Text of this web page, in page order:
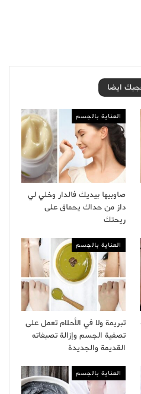
ايضا
العناية بالجسم
صاوبيها بيديك فالدار وخلي لي
داز من حداك يحماق على
ريحتك
العناية بالجسم
تبريمة ولا في الأحلام تعمل على
تصفية الجسم وإزالة تصبغاته
القديمة والجديدة
العناية بالجسم